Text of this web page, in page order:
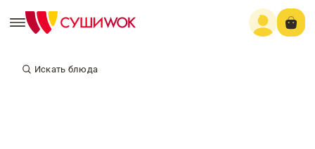
Искать блюда